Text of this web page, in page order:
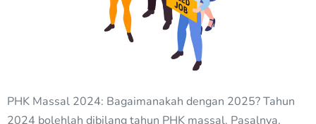
PHK Massal 2024: Bagaimanakah dengan 2025? Tahun
2024 bolehlah dibilang tahun PHK massal. Pasalnya,